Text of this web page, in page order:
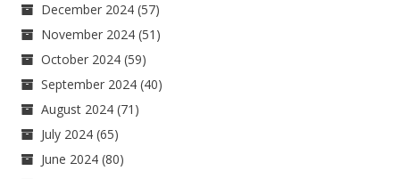
December 2024 (57)
November 2024 (51)
October 2024 (59)
September 2024 (40)
August 2024 (71)
July 2024 (65)
June 2024 (80)